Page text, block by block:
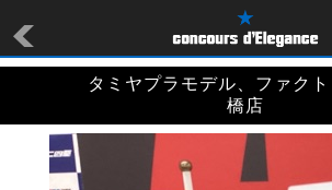
タミヤプラモデル、ファク
橋店